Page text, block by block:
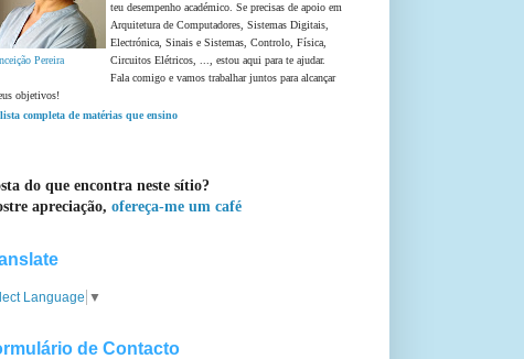
Pereira
teu desempenho académico. Se precisas de apoio em
Arquitetura de Computadores, Sistemas Digitais,
Electrónica, Sinais e Sistemas, Controlo, Física,
Circuitos Elétricos, ..., estou aqui para te ajudar.
Fala comigo e vamos trabalhar juntos para alcançar
objetivos!
completa de matérias que ensino
do que encontra neste sítio?
apreciação, ofereça-me um café
Language ▼
de Contacto